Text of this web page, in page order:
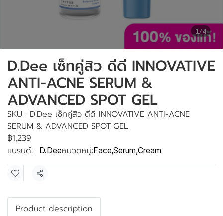
1/4
D.Dee เซ็ทคู่สิว ดีดี INNOVATIVE
ANTI-ACNE SERUM &
ADVANCED SPOT GEL
SKU : D.Dee เซ็ทคู่สิว ดีดี INNOVATIVE ANTI-ACNE
SERUM & ADVANCED SPOT GEL
฿1,239
แบรนด์:
D.Deeหมวดหมู่:Face,Serum,Cream
แชร์
Product description